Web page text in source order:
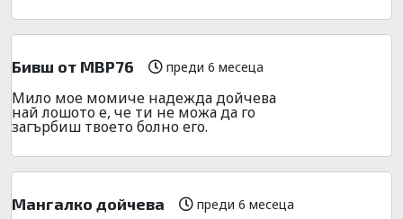
Бивш от МВР76 преди 6 месеца
Мило мое момиче надежда дойчева
най лошото е, че ти не можа да го
загърбиш твоето болно его.
Мангалко дойчева преди 6 месеца